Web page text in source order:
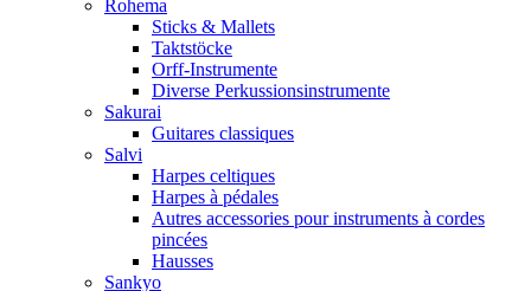
Rohema
Sticks & Mallets
Taktstöcke
Orff-Instrumente
Diverse Perkussionsinstrumente
Sakurai
Guitares classiques
Salvi
Harpes celtiques
Harpes à pédales
Autres accessories pour instruments à cordes
pincées
Hausses
Sankyo